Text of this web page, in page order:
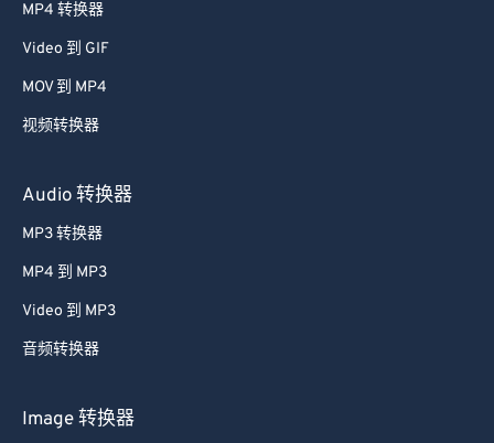
MP4 转换器
Video 到 GIF
MOV 到 MP4
视频转换器
Audio 转换器
MP3 转换器
MP4 到 MP3
Video 到 MP3
音频转换器
Image 转换器